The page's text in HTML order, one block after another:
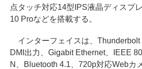
点タッチ対応14型IPS液晶ディスプ
10 Proなどを搭載する。
インターフェイスは、Thunderbolt
DMI出力、Gigabit Ethernet、IEEE
N、Bluetooth 4.1、720p対応Webカ